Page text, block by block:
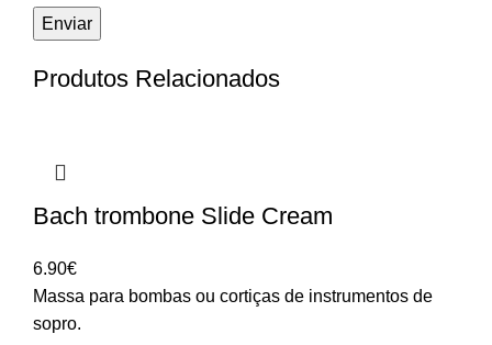
Produtos Relacionados
Bach trombone Slide Cream
6.90€
Massa para bombas ou cortiças de instrumentos de
sopro.